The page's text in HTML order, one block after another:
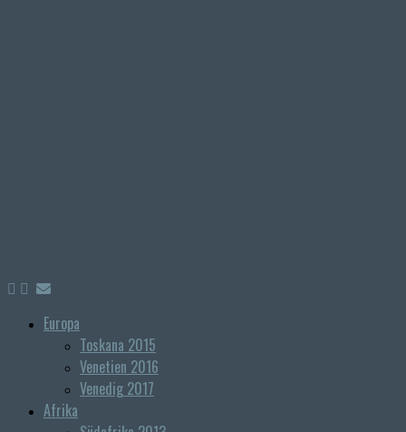
Europa
Toskana 2015
Venetien 2016
Venedig 2017
Afrika